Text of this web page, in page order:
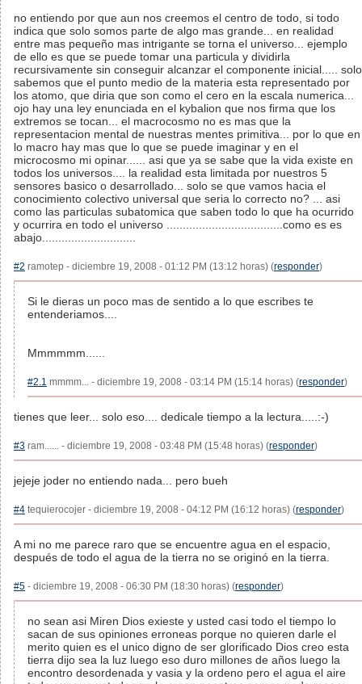
no entiendo por que aun nos creemos el centro de todo, si todo
indica que solo somos parte de algo mas grande... en realidad
entre mas pequeño mas intrigante se torna el universo... ejemplo
de ello es que se puede tomar una particula y dividirla
recursivamente sin conseguir alcanzar el componente inicial..... solo
sabemos que el punto medio de la materia esta representado por
los atomo, que diria que son como el cero en la escala numerica...
ojo hay una ley enunciada en el kybalion que nos firma que los
extremos se tocan... el macrocosmo no es mas que la
representacion mental de nuestras mentes primitiva... por lo que en
lo macro hay mas que lo que se puede imaginar y en el
microcosmo mi opinar...... asi que ya se sabe que la vida existe en
todos los universos.... la realidad esta limitada por nuestros 5
sensores basico o desarrollado... solo se que vamos hacia el
conocimiento colectivo universal que seria lo correcto no? ... asi
como las particulas subatomica que saben todo lo que ha ocurrido
y ocurrira en todo el universo ....................................como es es
abajo.............................
#2 ramotep - diciembre 19, 2008 - 01:12 PM (13:12 horas) (responder)
Si le dieras un poco mas de sentido a lo que escribes te
entenderiamos....
Mmmmmm......
#2.1 mmmm... - diciembre 19, 2008 - 03:14 PM (15:14 horas) (responder)
tienes que leer... solo eso.... dedicale tiempo a la lectura.....:-)
#3 ram...... - diciembre 19, 2008 - 03:48 PM (15:48 horas) (responder)
jejeje joder no entiendo nada... pero bueh
#4 tequierocojer - diciembre 19, 2008 - 04:12 PM (16:12 horas) (responder)
A mi no me parece raro que se encuentre agua en el espacio,
después de todo el agua de la tierra no se originó en la tierra.
#5 - diciembre 19, 2008 - 06:30 PM (18:30 horas) (responder)
no sean asi Miren Dios exieste y usted casi todo el tiempo lo
sacan de sus opiniones erroneas porque no quieren darle el
merito quien es el unico digno de ser glorificado Dios creo esta
tierra dijo sea la luz luego eso duro millones de años luego la
encontro desordenada y vasia y la ordeno pero el agua el aire